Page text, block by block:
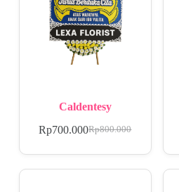
Caldentesy
Rp800.000
Rp700.000